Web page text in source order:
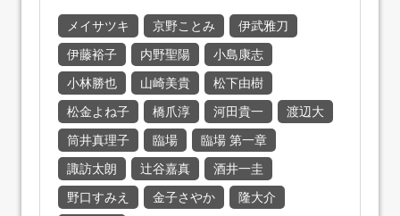
メイサツキ 京野ことみ
伊武雅刀
伊藤裕子
内野聖陽
小島康志
小林勝也
山崎美貴
松下由樹
松金よね子
橋爪淳 河田貴一
渡辺大
筒井真理子
臨場
臨場 第一章
諏訪太朗
辻谷嘉真
酒井一圭
野口すみえ
金子さやか 隆大介